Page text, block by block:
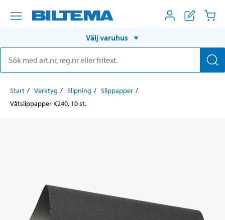
Välj varuhus
Start Verktyg Slipning
Slippapper
Våtslippapper K240, 10 st.